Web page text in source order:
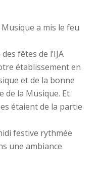
Musique a mis le feu
fêtes de l’IJA
établissement en
et de la bonne
de la Musique. Et
étaient de la partie
festive rythmée
une ambiance